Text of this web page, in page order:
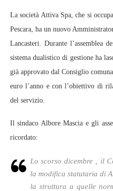
La società Attiva Spa, che si
Pescara, ha un nuovo
Lancasteri. Durante l’assemblea
sistema dualistico di gestione ha
già approvato dal Consiglio
euro l’anno e con l’obiettivo di
del servizio.
Il sindaco Albore Mascia e gli
ricordato:
Lo scorso dicembre , il
la modifica statutaria di
la struttura a quelle